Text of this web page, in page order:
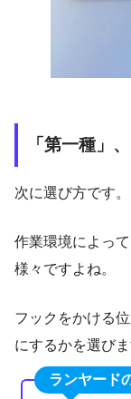
「第一種」
次に選び方です。
作業環境によっ
様々ですよね。
フックをかける
にするかを選びま
ランヤード